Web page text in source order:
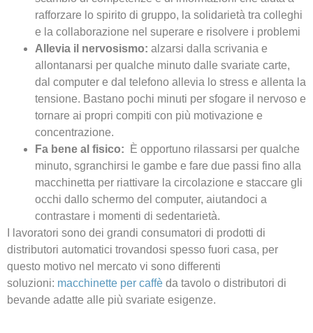
rafforzare lo spirito di gruppo, la solidarietà tra colleghi
e la collaborazione nel superare e risolvere i problemi
Allevia il nervosismo: alzarsi dalla scrivania e
allontanarsi per qualche minuto dalle svariate carte,
dal computer e dal telefono allevia lo stress e allenta la
tensione. Bastano pochi minuti per sfogare il nervoso e
tornare ai propri compiti con più motivazione e
concentrazione.
Fa bene al fisico:
È opportuno rilassarsi per qualche
minuto, sgranchirsi le gambe e fare due passi fino alla
macchinetta per riattivare la circolazione e staccare gli
occhi dallo schermo del computer, aiutandoci a
contrastare i momenti di sedentarietà.
I lavoratori sono dei grandi consumatori di prodotti di
distributori automatici trovandosi spesso fuori casa, per
questo motivo nel mercato vi sono differenti
soluzioni: macchinette per caffè da tavolo o distributori di
bevande adatte alle più svariate esigenze.